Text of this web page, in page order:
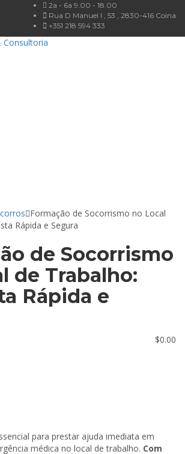
2a - 6a 9.00 - 18.00
Rua D Manuel I , 53 , 2830-416 Coina
+351 218 594 333
Formação de Socorrismo no Local
Rápida e Segura
de Socorrismo
de Trabalho:
Rápida e
$0.00
para prestar ajuda imediata em
médica no local de trabalho. Com